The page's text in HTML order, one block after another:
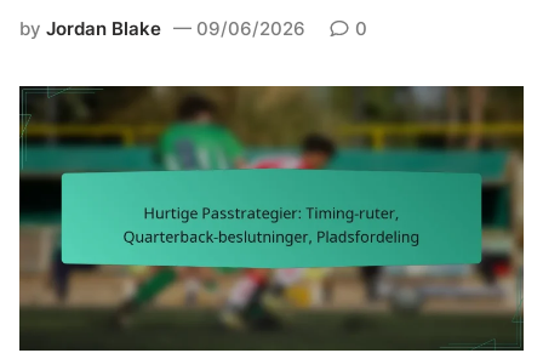
n
byJordan Blake 09/06/2026 0